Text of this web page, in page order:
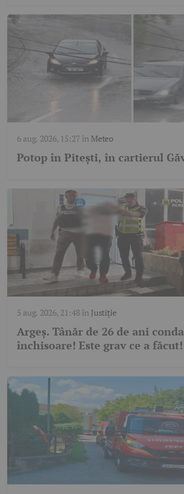
6 aug. 2026, 15:27în Meteo
Potop în Pitești, în cartierul
5 aug. 2026, 21:48în Justiție
Argeș. Tânăr de 26 de ani
închisoare! Este grav ce a făcut!